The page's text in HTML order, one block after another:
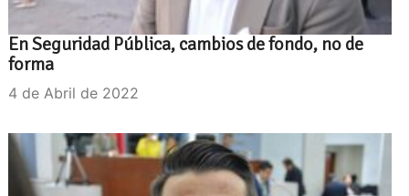
En Seguridad Pública, cambios de fondo, no de
forma
4 de Abril de 2022